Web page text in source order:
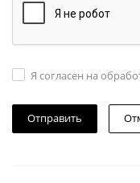
Я согласен на